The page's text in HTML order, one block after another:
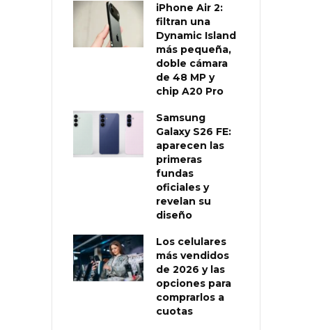
iPhone Air 2:
filtran una
Dynamic Island
más pequeña,
doble cámara
de 48 MP y
chip A20 Pro
Samsung
Galaxy S26 FE:
aparecen las
primeras
fundas
oficiales y
revelan su
diseño
Los celulares
más vendidos
de 2026 y las
opciones para
comprarlos a
cuotas